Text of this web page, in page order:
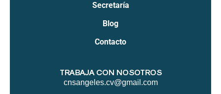
Secretaría
Blog
Contacto
TRABAJA CON NOSOTROS
cnsangeles.cv@gmail.com